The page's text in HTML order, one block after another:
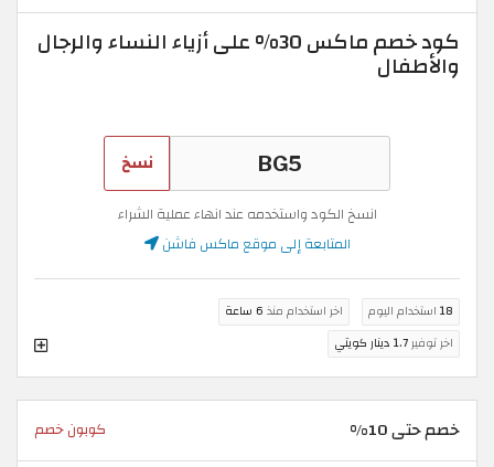
كود خصم ماكس 30% على أزياء النساء والرجال
والأطفال
نسخ
انسخ الكود واستخدمه عند انهاء عملية الشراء
المتابعة إلى موقع ماكس فاشن
18 استخدام اليوم اخر استخدام منذ 6 ساعة
اخر توفير1.7 دينار كويتي
خصم حتى 10% كوبون خصم